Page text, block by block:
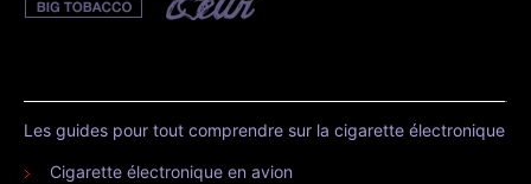
Les guides pour tout comprendre sur la cigarette électronique
Cigarette électronique en avion